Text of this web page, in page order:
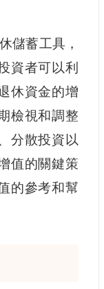
儲蓄工具，
資者可以利
休資金的增
檢視和調整
分散投資以
值的關鍵策
的參考和幫